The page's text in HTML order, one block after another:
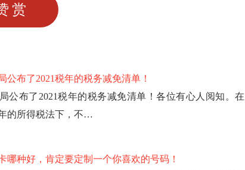
赏
公布了2021税年的税务减免清单！
公布了2021税年的税务减免清单！各位有心人阅知。在
的所得税法下，不…
哪种好，肯定要定制一个你喜欢的号码！